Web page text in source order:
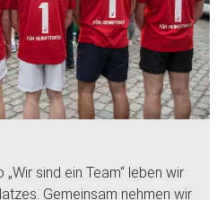
sind ein Team“ leben wir
Gemeinsam nehmen wir